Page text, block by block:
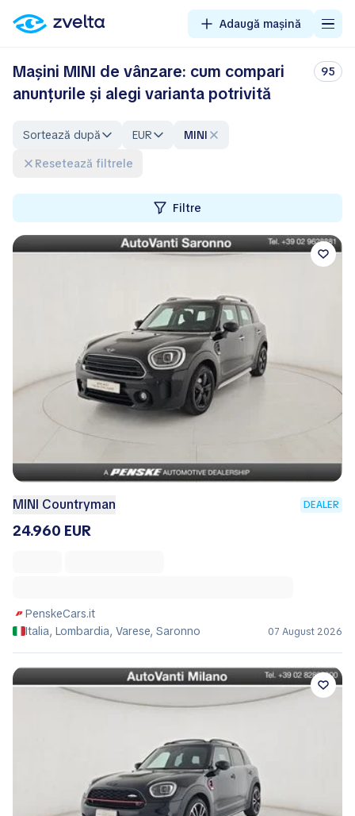
Adaugă mașină
Mașini MINI de vânzare: cum compari
anunțurile și alegi varianta potrivită
95
Sortează după EUR
MINI
Resetează filtrele
Filtre
MINI Countryman DEALER
24.960 EUR
PenskeCars.it
Italia, Lombardia, Varese, Saronno
07 August 2026